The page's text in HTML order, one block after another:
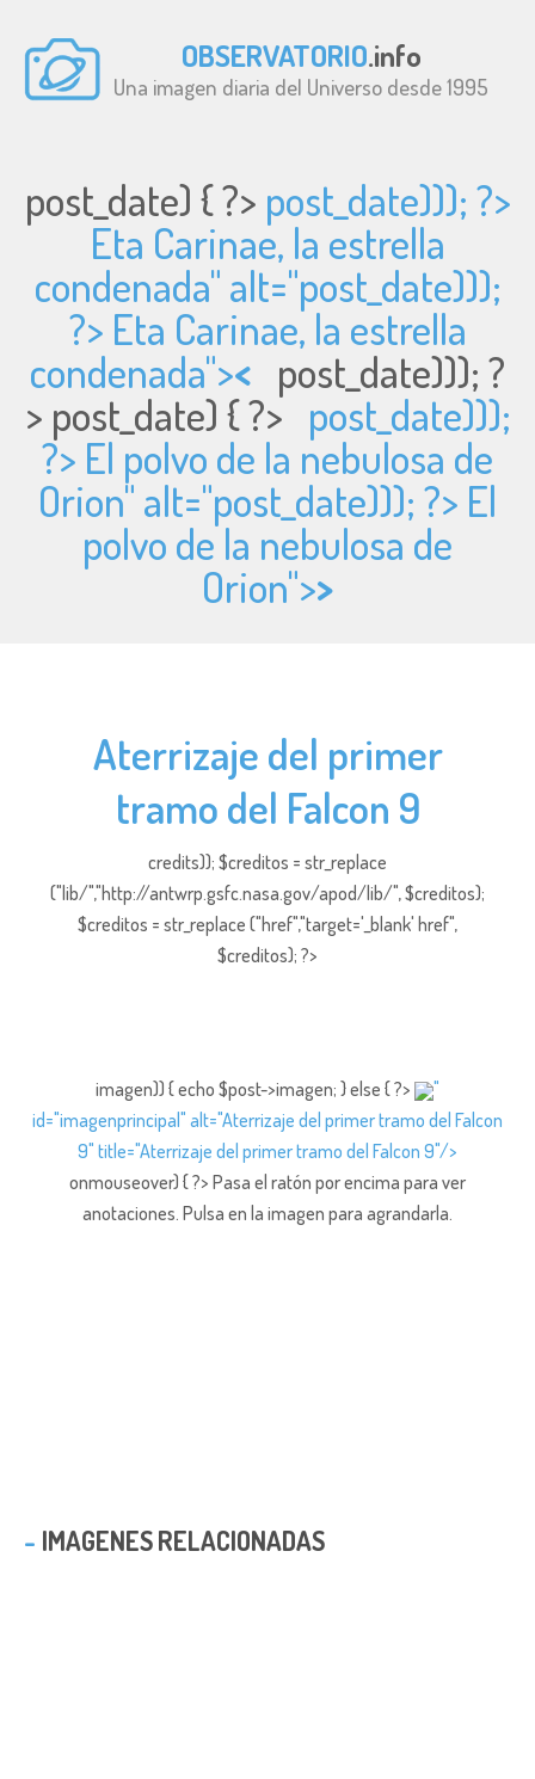
OBSERVATORIO.info
Una imagen diaria del Universo desde 1995
post_date) { ?> post_date))); ?>
Eta Carinae, la estrella
condenada" alt="post_date)));
?> Eta Carinae, la estrella
condenada">< post_date))); ?
> post_date) { ?> post_date)));
?> El polvo de la nebulosa de
Orion" alt="post_date))); ?> El
polvo de la nebulosa de
Orion">>
Aterrizaje del primer
tramo del Falcon 9
credits)); $creditos = str_replace
("lib/","http://antwrp.gsfc.nasa.gov/apod/lib/", $creditos);
$creditos = str_replace ("href","target='_blank' href",
$creditos); ?>
imagen)) { echo $post->imagen; } else { ?>
"
id="imagenprincipal" alt="Aterrizaje del primer tramo del Falcon
9" title="Aterrizaje del primer tramo del Falcon 9"/>
onmouseover) { ?> Pasa el ratón por encima para ver
anotaciones. Pulsa en la imagen para agrandarla.
IMAGENES RELACIONADAS